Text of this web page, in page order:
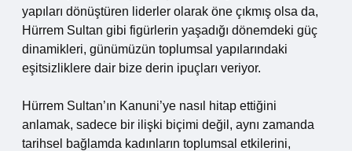
yapıları dönüştüren liderler olarak öne çıkmış olsa da,
Hürrem Sultan gibi figürlerin yaşadığı dönemdeki güç
dinamikleri, günümüzün toplumsal yapılarındaki
eşitsizliklere dair bize derin ipuçları veriyor.
Hürrem Sultan’ın Kanuni’ye nasıl hitap ettiğini
anlamak, sadece bir ilişki biçimi değil, aynı zamanda
tarihsel bağlamda kadınların toplumsal etkilerini,